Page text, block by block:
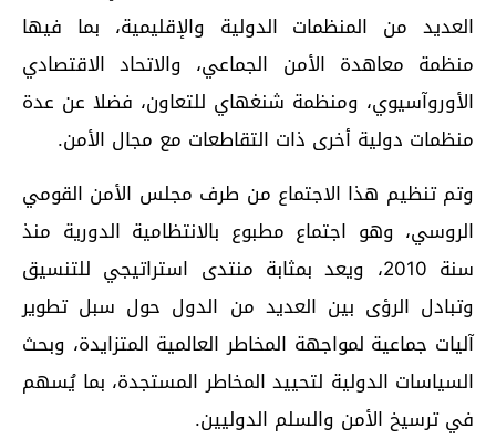
العديد من المنظمات الدولية والإقليمية، بما فيها
منظمة معاهدة الأمن الجماعي، والاتحاد الاقتصادي
الأوروآسيوي، ومنظمة شنغهاي للتعاون، فضلا عن عدة
منظمات دولية أخرى ذات التقاطعات مع مجال الأمن.
وتم تنظيم هذا الاجتماع من طرف مجلس الأمن القومي
الروسي، وهو اجتماع مطبوع بالانتظامية الدورية منذ
سنة 2010، ويعد بمثابة منتدى استراتيجي للتنسيق
وتبادل الرؤى بين العديد من الدول حول سبل تطوير
آليات جماعية لمواجهة المخاطر العالمية المتزايدة، وبحث
السياسات الدولية لتحييد المخاطر المستجدة، بما يُسهم
في ترسيخ الأمن والسلم الدوليين.